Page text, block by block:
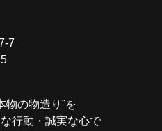
7
物の物造り”を
行動・誠実な心で